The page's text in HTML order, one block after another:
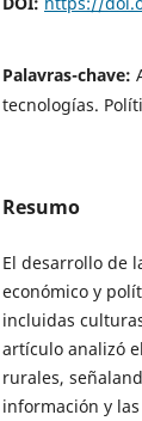
Palavras-chave:
tecnologías.
Resumo
El desarrollo de
económico y
incluidas
artículo analizó
rurales,
información y